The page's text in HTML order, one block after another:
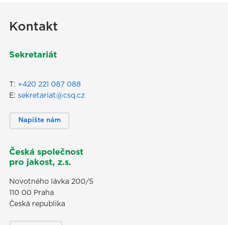
Kontakt
Sekretariát
T: +420 221 087 088
E: sekretariat@csq.cz
Napište nám
Česká společnost
pro jakost, z.s.
Novotného lávka 200/5
110 00 Praha
Česká republika